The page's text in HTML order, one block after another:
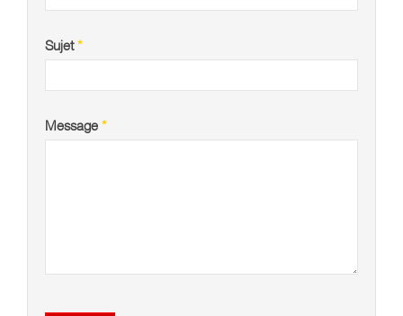
Sujet*
Message *